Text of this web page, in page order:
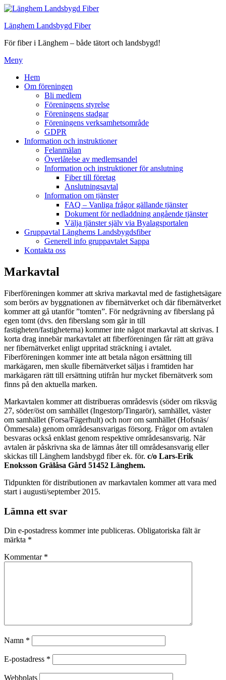
Hoppa
innehåll
Länghem Landsbygd Fiber
För fiber i Länghem – både tätort och landsbygd!
Meny
Hem
Om föreningen
Bli medlem
Föreningens styrelse
Föreningens stadgar
Föreningens verksamhetsområde
GDPR
Information och instruktioner
Felanmälan
Överlåtelse av medlemsandel
Information och instruktioner för anslutning
Fiber till företag
Anslutningsavtal
Information om tjänster
FAQ – Vanliga frågor gällande tjänster
Dokument för nedladdning angående tjänster
Välja tjänster själv via Byalagsportalen
Gruppavtal Länghems Landsbygdsfiber
Generell info gruppavtalet Sappa
Kontakta oss
Markavtal
Fiberföreningen kommer att skriva markavtal med de fastighetsägare
som berörs av byggnationen av fibernätverket och där fibernätverket
kommer att gå utanför ”tomten”. För nedgrävning av fiberslang på
egen tomt (dvs. den fiberslang som går in till
fastigheten/fastigheterna) kommer inte något markavtal att skrivas. I
korta drag innebär markavtalet att fiberföreningen får rätt att gräva
ner fibernätverket enligt uppritad sträckning i avtalet.
Fiberföreningen kommer inte att betala någon ersättning till
markägaren, men skulle fibernätverket säljas i framtiden har
markägaren rätt till ersättning utifrån hur mycket fibernätverk som
finns på den aktuella marken.
Markavtalen kommer att distribueras områdesvis (söder om riksväg
27, söder/öst om samhället (Ingestorp/Tingarör), samhället, väster
om samhället (Forsa/Fägerhult) och norr om samhället (Hofsnäs/
Ömmesala) genom områdesansvarigas försorg. Frågor om avtalen
besvaras också enklast genom respektive områdesansvarig. När
avtalen är påskrivna ska de lämnas åter till områdesansvarig eller
skickas till Länghem landsbygd fiber ek. för. c/o Lars-Erik
Enoksson Grälåsa Gård 51452 Länghem.
Tidpunkten för distributionen av markavtalen kommer att vara med
start i augusti/september 2015.
Lämna ett svar
Din e-postadress kommer inte publiceras. Obligatoriska fält är
märkta *
Kommentar *
Namn *
E-postadress *
Webbplats